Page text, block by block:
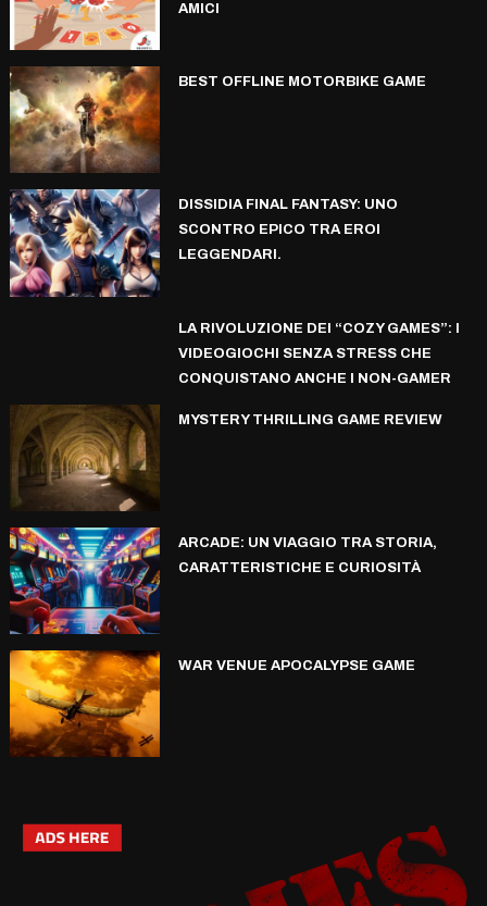
AMICI
BEST OFFLINE MOTORBIKE GAME
DISSIDIA FINAL FANTASY: UNO
SCONTRO EPICO TRA EROI
LEGGENDARI.
LA RIVOLUZIONE DEI “COZY GAMES”: I
VIDEOGIOCHI SENZA STRESS CHE
CONQUISTANO ANCHE I NON-GAMER
MYSTERY THRILLING GAME REVIEW
ARCADE: UN VIAGGIO TRA STORIA,
CARATTERISTICHE E CURIOSITÀ
WAR VENUE APOCALYPSE GAME